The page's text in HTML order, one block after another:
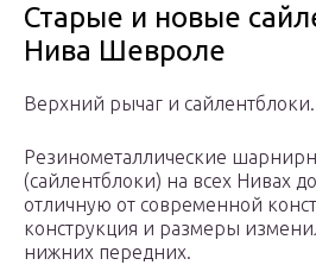
Старые и новые
Нива Шевроле
Верхний рычаг и сайлентблоки.
Резинометаллические
(сайлентблоки) на всех Нивах
отличную от современной
конструкция и размеры
нижних передних.